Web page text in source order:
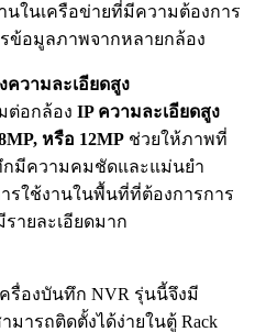
นในเครือข่ายที่มีความต้องการ
ข้อมูลภาพจากหลายกล้อง
ความละเอียดสูง
ต่อกล้อง IP ความละเอียดสูง
หรือ 12MP ช่วยให้ภาพที่
กมีความคมชัดและแม่นยำ
รใช้งานในพื้นที่ที่ต้องการการ
ายละเอียดมาก
ครื่องบันทึก NVR รุ่นนี้จึงมี
มารถติดตั้งได้ง่ายในตู้ Rack